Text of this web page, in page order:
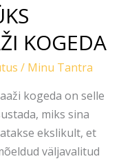
KOGEDA
/ Minu Tantra
kogeda on selle
miks sina
ekslikult, et
väljavalitud